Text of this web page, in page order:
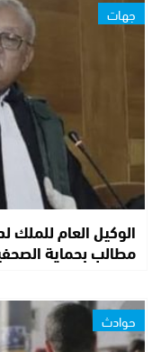
جهات
الوكيل العام
مطالب بحماية
حوادث